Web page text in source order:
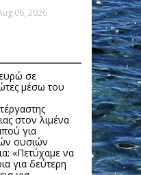
06, 2026
σε
μέσω του
στον λιμένα
για
ουσιών
«Πετύχαμε να
για δεύτερη